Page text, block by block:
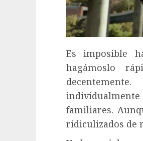
Es imposible
hagámoslo
individualmente
familiares.
ridiculizados de